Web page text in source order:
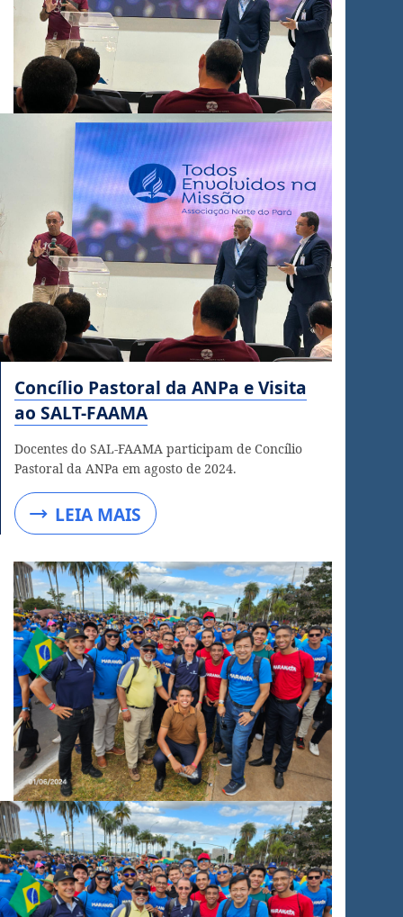
Concílio Pastoral da ANPa e Visita
ao SALT-FAAMA
Docentes do SAL-FAAMA participam de Concílio
Pastoral da ANPa em agosto de 2024.
LEIA MAIS